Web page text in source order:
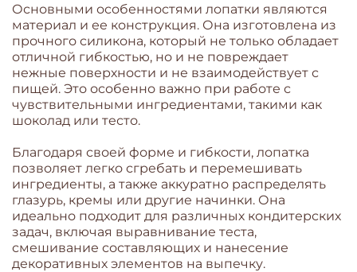
Основными особенностями лопатки являются
материал и ее конструкция. Она изготовлена из
прочного силикона, который не только обладает
отличной гибкостью, но и не повреждает
нежные поверхности и не взаимодействует с
пищей. Это особенно важно при работе с
чувствительными ингредиентами, такими как
шоколад или тесто.
Благодаря своей форме и гибкости, лопатка
позволяет легко сгребать и перемешивать
ингредиенты, а также аккуратно распределять
глазурь, кремы или другие начинки. Она
идеально подходит для различных кондитерских
задач, включая выравнивание теста,
смешивание составляющих и нанесение
декоративных элементов на выпечку.